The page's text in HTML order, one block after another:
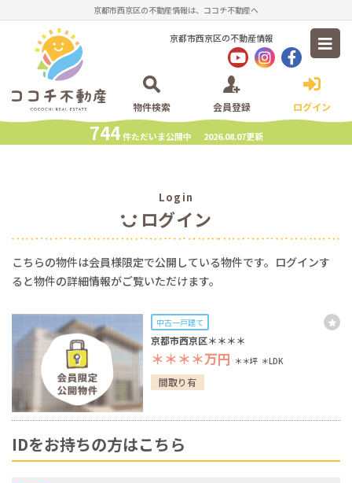
京都市西京区の不動産情報は、ココチ不動産へ
京都市西京区の不動産情報
物件検索 会員登録 ログイン
744件ただいま公開中 2026.08.07更新
Login
ログイン
こちらの物件は会員様限定で公開している物件です。ログインす
ると物件の詳細情報がご覧いただけます。
中古一戸建て
京都市西京区＊＊＊＊
＊＊＊＊万円 ＊＊坪 ＊LDK
間取り有
IDをお持ちの方はこちら